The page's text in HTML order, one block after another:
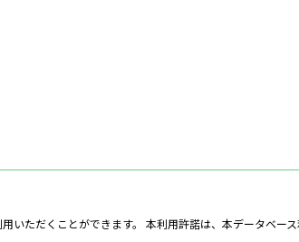
いただくことができます。 本利用許諾は、本データベー